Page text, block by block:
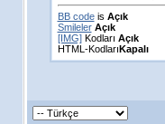
BB codeis Açık
Smileler Açık
[IMG]Kodları Açık
HTML-KodlarıKapalı